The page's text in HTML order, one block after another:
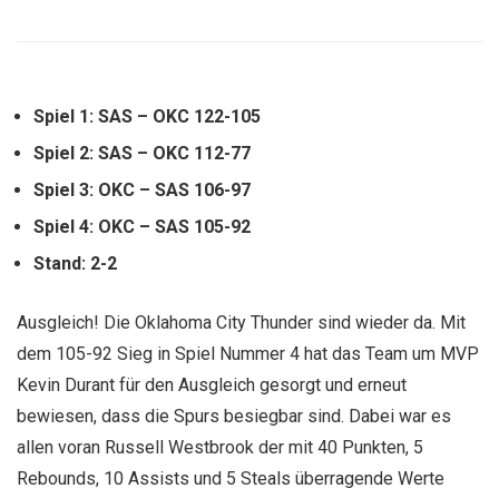
Spiel 1: SAS – OKC 122-105
Spiel 2: SAS – OKC 112-77
Spiel 3: OKC – SAS 106-97
Spiel 4: OKC – SAS 105-92
Stand: 2-2
Ausgleich! Die Oklahoma City Thunder sind wieder da. Mit
dem 105-92 Sieg in Spiel Nummer 4 hat das Team um MVP
Kevin Durant für den Ausgleich gesorgt und erneut
bewiesen, dass die Spurs besiegbar sind. Dabei war es
allen voran Russell Westbrook der mit 40 Punkten, 5
Rebounds, 10 Assists und 5 Steals überragende Werte